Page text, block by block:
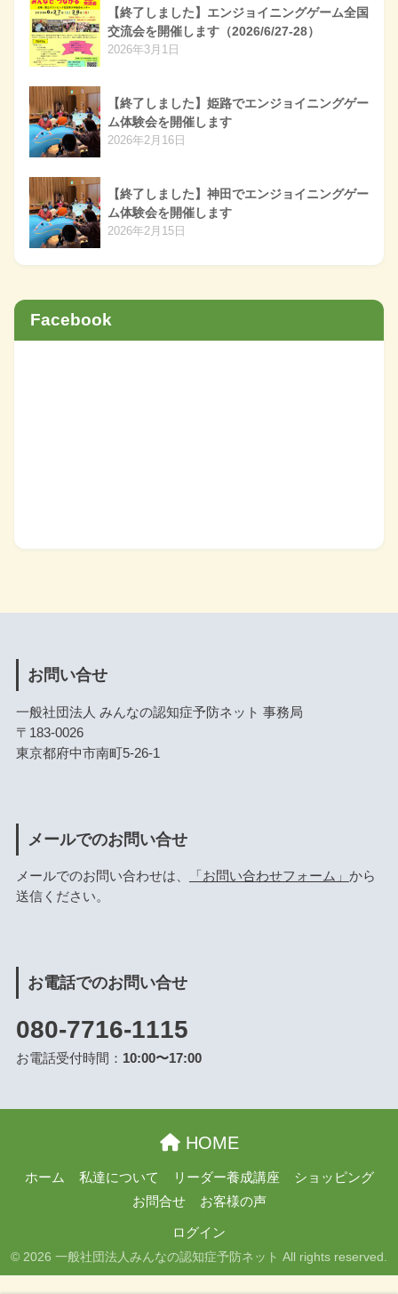
【終了しました】エンジョイニングゲーム全国
交流会を開催します（2026/6/27-28）
2026年3月1日
【終了しました】姫路でエンジョイニングゲー
ム体験会を開催します
2026年2月16日
【終了しました】神田でエンジョイニングゲー
ム体験会を開催します
2026年2月15日
Facebook
お問い合せ
一般社団法人 みんなの認知症予防ネット 事務局
〒183-0026
東京都府中市南町5-26-1
メールでのお問い合せ
メールでのお問い合わせは、 「お問い合わせフォーム」 から
送信ください。
お電話でのお問い合せ
080-7716-1115
お電話受付時間： 10:00〜17:00
HOME
ホーム 私達について リーダー養成講座
ショッピング
お問合せ
お客様の声
ログイン
© 2026 一般社団法人みんなの認知症予防ネット All rights reserved.